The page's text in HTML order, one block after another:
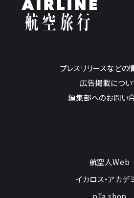
プレスリリースなどの
広告掲載につい
編集部へのお問い
航空人Web
イカロス・アカデ